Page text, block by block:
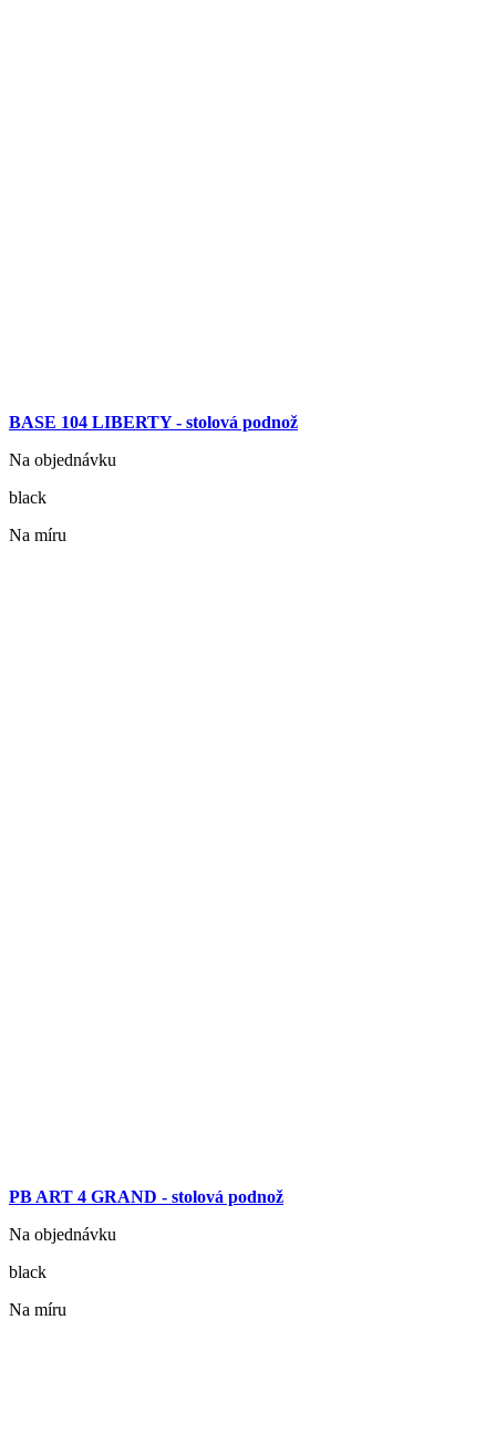
BASE 104 LIBERTY - stolová podnož
Na objednávku
black
Na míru
PB ART 4 GRAND - stolová podnož
Na objednávku
black
Na míru